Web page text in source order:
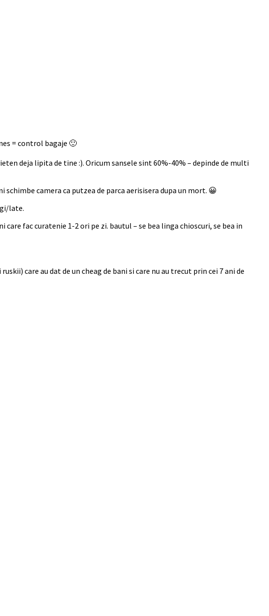
= control bagaje 🙂
deja lipita de tine :). Oricum sansele sint 60%-40% – depinde de multi
camera ca putzea de parca aerisisera dupa un mort. 😀
late.
fac curatenie 1-2 ori pe zi. bautul – se bea linga chioscuri, se bea in
care au dat de un cheag de bani si care nu au trecut prin cei 7 ani de